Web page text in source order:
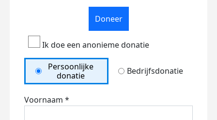
Doneer
Ik doe een anonieme donatie
Persoonlijke
donatie
Bedrijfsdonatie
Voornaam *